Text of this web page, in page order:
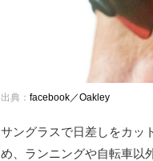
出典： facebook／Oakley
サングラスで日差しをカッ
め、ランニングや自転車以